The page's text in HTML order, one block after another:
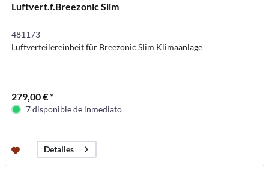
Luftvert.f.Breezonic Slim
481173
Luftverteilereinheit für Breezonic Slim Klimaanlage
279,00 € *
7 disponible de inmediato
Detalles